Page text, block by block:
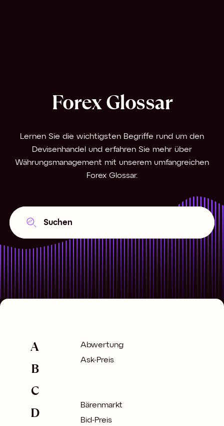
Forex Glossar
Lernen Sie die wichtigsten Begriffe rund um den
Devisenhandel und erfahren Sie mehr über
Währungsmanagement mit unserem umfangreichen
Forex Glossar.
A
B
C
D
Abwertung
Ask-Preis
Bärenmarkt
Bid-Preis